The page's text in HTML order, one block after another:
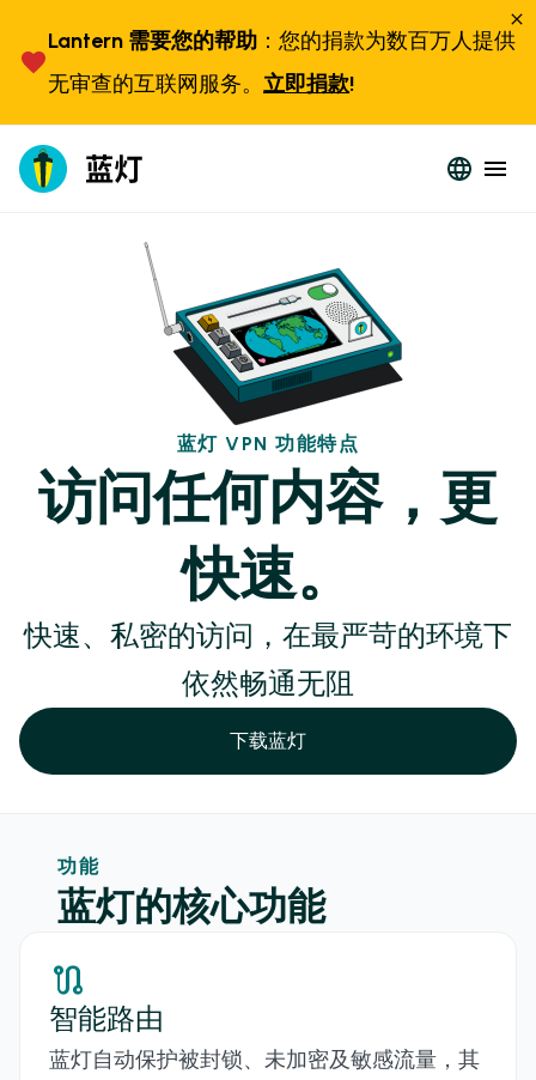
Lantern 需要您的帮助 ：您的捐款为数百万人提供
无审查的互联网服务。 立即捐款!
蓝灯 VPN 功能特点
访问任何内容，更
快速。
快速、私密的访问，在最严苛的环境下
依然畅通无阻
下载蓝灯
功能
蓝灯的核心功能
route
智能路由
蓝灯自动保护被封锁、未加密及敏感流量，其